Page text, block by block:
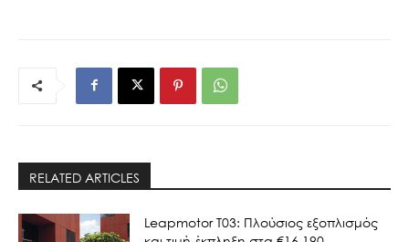
RELATED ARTICLES
Leapmotor T03: Πλούσιος εξοπλισμός